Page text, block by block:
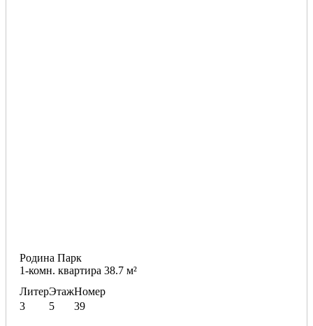
Родина Парк
1-комн. квартира 38.7 м²
Литер
3
Этаж
5
Номер
39